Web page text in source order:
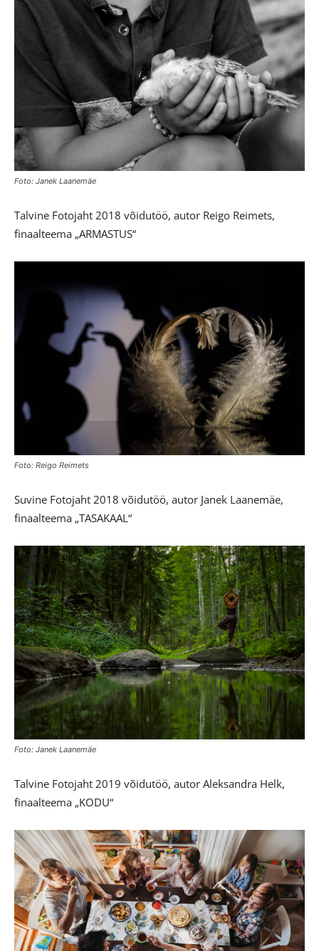
Foto: Janek Laanemäe
Talvine Fotojaht 2018 võidutöö, autor Reigo Reimets,
finaalteema „ARMASTUS“
Foto: Reigo Reimets
Suvine Fotojaht 2018 võidutöö, autor Janek Laanemäe,
finaalteema „TASAKAAL“
Foto: Janek Laanemäe
Talvine Fotojaht 2019 võidutöö, autor Aleksandra Helk,
finaalteema „KODU“